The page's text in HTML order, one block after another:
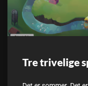
Tre trivelige